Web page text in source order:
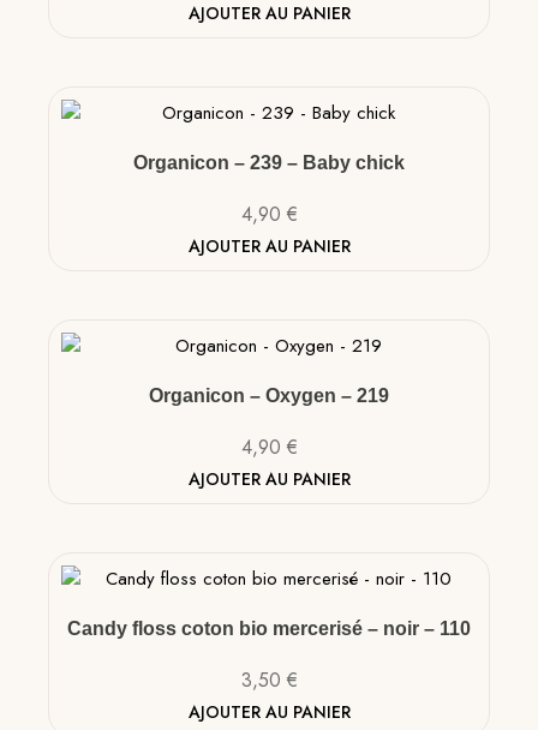
AJOUTER AU PANIER
Organicon – 239 – Baby chick
4,90 €
AJOUTER AU PANIER
Organicon – Oxygen – 219
4,90 €
AJOUTER AU PANIER
Candy floss coton bio mercerisé – noir – 110
3,50 €
AJOUTER AU PANIER